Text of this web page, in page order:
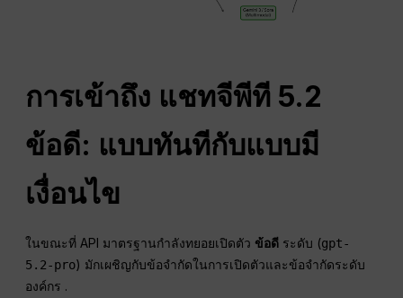
การเข้าถึง แชทจีพีที 5.2
ข้อดี: แบบทันทีกับแบบมี
เงื่อนไข
ในขณะที่ API มาตรฐานกำลังทยอยเปิดตัว ข้อดี ระดับ (gpt-
5.2-pro) มักเผชิญกับข้อจำกัดในการเปิดตัวและข้อจำกัดระดับ
องค์กร .